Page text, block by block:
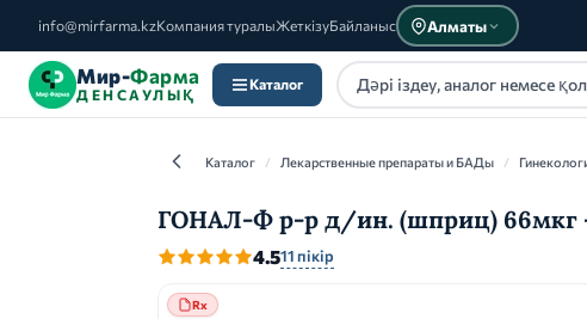
info@mirfarma.kzКомпания туралыЖеткізуБайланыс Алматы
Мир-Фарма
ДЕНСАУЛЫҚ
Каталог
Каталог / Лекарственные препараты и БАДы /
ГОНАЛ-Ф р-р д/ин. (шприц) 66мкг
4.511 пікір
Rx